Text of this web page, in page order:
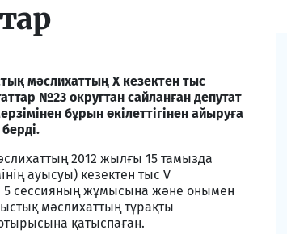
мәслихаттың Х кезектен тыс
№23 округтан сайланған депутат
бұрын өкілеттігінен айыруға
2012 жылғы 15 тамызда
ауысуы) кезектен тыс V
5 сессияның жұмысына және онымен
мәслихаттың тұрақты
қатыспаған.